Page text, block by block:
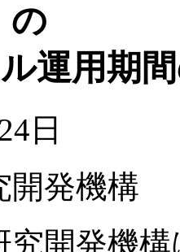
の
運用期
日
開発機構
開発機構